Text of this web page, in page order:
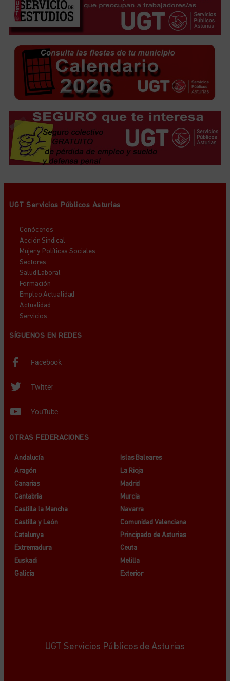
UGT Servicios Públicos Asturias
Conócenos
Acción Sindical
Mujer y Políticas Sociales
Sectores
Salud Laboral
Formación
Empleo Actualidad
Actualidad
Servicios
SÍGUENOS EN REDES
Facebook
Twitter
YouTube
OTRAS FEDERACIONES
Andalucía
Aragón
Canarias
Cantabria
Castilla la Mancha
Castilla y León
Catalunya
Extremadura
Euskadi
Galicia
Islas Baleares
La Rioja
Madrid
Murcia
Navarra
Comunidad Valenciana
Principado de Asturias
Ceuta
Melilla
Exterior
UGT Servicios Públicos de Asturias